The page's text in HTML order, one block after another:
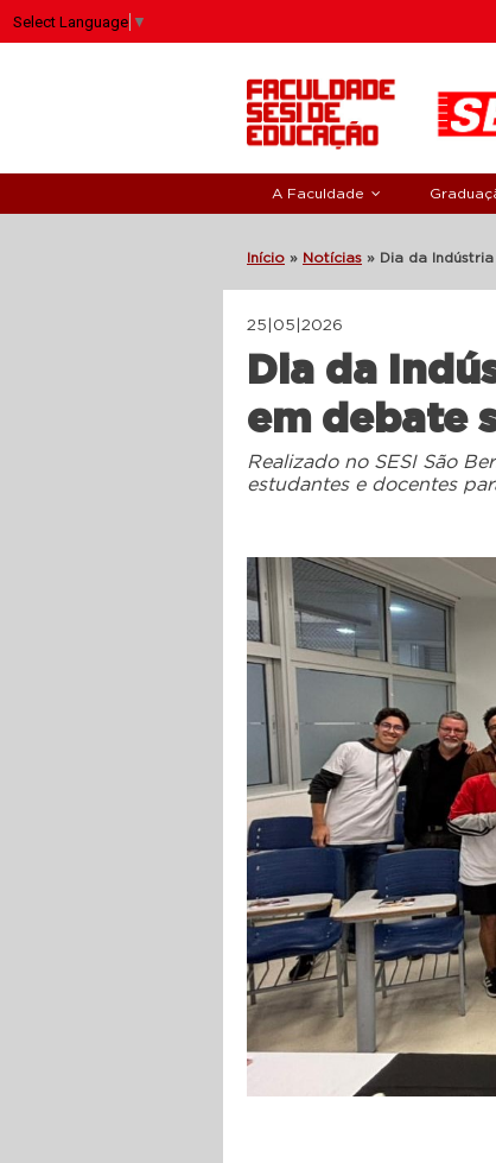
Select Language ▼
A Faculdade
Início » Notícias » Dia da
25|05|2026
Dia da
em debate
Realizado no SESI São
estudantes e docentes